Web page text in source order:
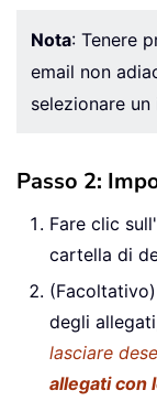
Nota: Tenere
email non
selezionare
Passo 2:
Fare clic
cartella di
degli
lasciare
allegati con